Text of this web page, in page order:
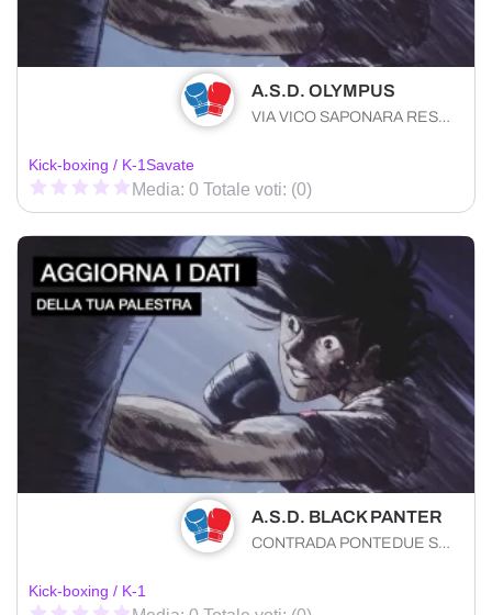
A.S.D. OLYMPUS
VIA VICO SAPONARA RES. 13 Messina (ME) 98168 , Sicilia
Kick-boxing / K-1Savate
Media: 0 Totale voti: (0)
A.S.D. BLACK PANTER
CONTRADA PONTEDUE S.N. Tortorici (ME) 98078 , Sicilia
Kick-boxing / K-1